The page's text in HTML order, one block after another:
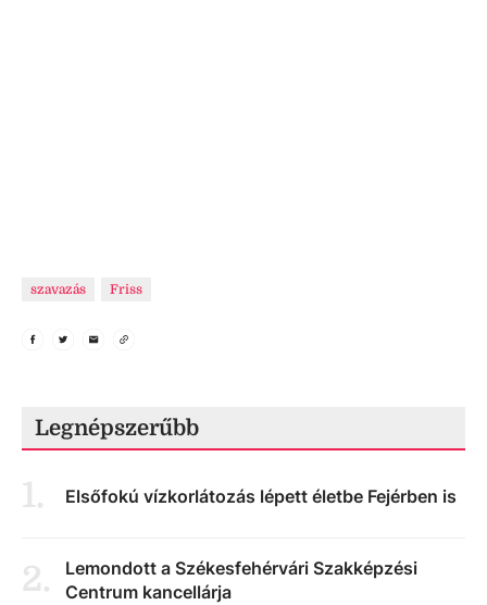
szavazás Friss
Legnépszerűbb
1. Elsőfokú vízkorlátozás lépett életbe Fejérben is
2.
Lemondott a Székesfehérvári Szakképzési
Centrum kancellárja